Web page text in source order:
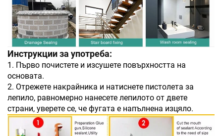
Инструкции за употреба:
1. Първо почистете и изсушете повърхността на
основата.
2. Отрежете накрайника и натиснете пистолета за
лепило, равномерно нанесете лепилото от двете
страни, уверете се, че фугата е напълнена изцяло.